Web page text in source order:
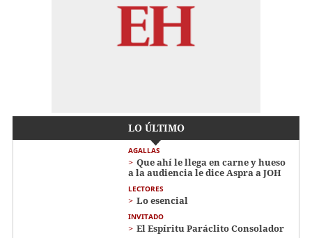
LO ÚLTIMO
AGALLAS
Que ahí le llega en carne y hueso
a la audiencia le dice Aspra a JOH
LECTORES
Lo esencial
INVITADO
El Espíritu Paráclito Consolador